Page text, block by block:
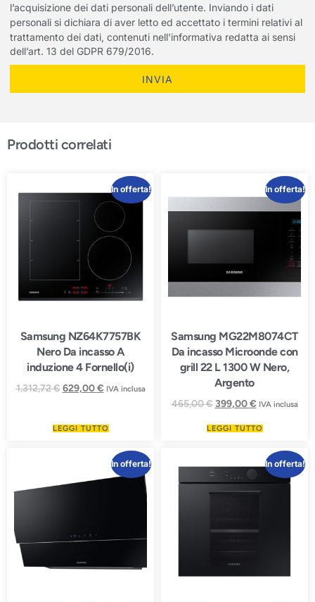
l’acquisizione dei dati personali dell’utente. Inviando i dati
personali si dichiara di aver letto ed accettato i termini relativi al
trattamento dei dati, contenuti nell'informativa redatta ai sensi
dell’art. 13 del GDPR 679/2016.
INVIA
Prodotti correlati
In offerta!
Samsung NZ64K7757BK
Nero Da incasso A
induzione 4 Fornello(i)
1.312,72€ 629,00€ IVA inclusa
LEGGI TUTTO
In offerta!
Samsung MG22M8074CT
Da incasso Microonde con
grill 22 L 1300 W Nero,
Argento
465,00€ 399,00€ IVA inclusa
LEGGI TUTTO
In offerta! In offerta!